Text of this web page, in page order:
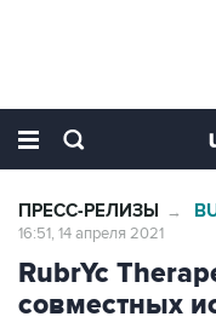
ПРЕСС-РЕЛИЗЫ →
16:51, 14 апреля 2021
RubrYc
совместных